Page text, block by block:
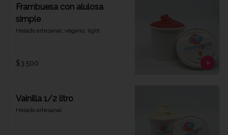
Frambuesa con alulosa
simple
Helado artesanal, vegano, light
$3.500
Vainilla 1/2 litro
Helado artesanal